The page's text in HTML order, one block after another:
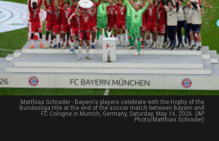
Matthias Schrader - Bayern's players celebrate with the trophy of the
Bundesliga title at the end of the soccer match between Bayern and
FC Cologne in Munich, Germany, Saturday, May 16, 2026. (AP
Photo/Matthias Schrader)